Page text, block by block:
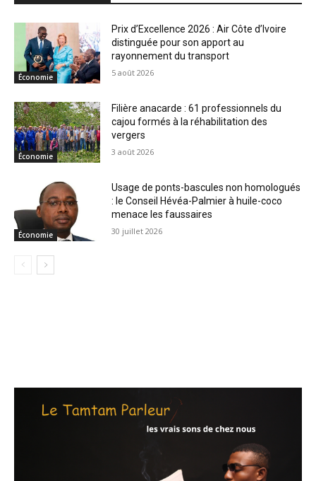
Économie
Prix d’Excellence 2026 : Air Côte d’Ivoire
distinguée pour son apport au
rayonnement du transport
5 août 2026
Économie
Filière anacarde : 61 professionnels du
cajou formés à la réhabilitation des
vergers
3 août 2026
Économie
Usage de ponts-bascules non homologués
: le Conseil Hévéa-Palmier à huile-coco
menace les faussaires
30 juillet 2026